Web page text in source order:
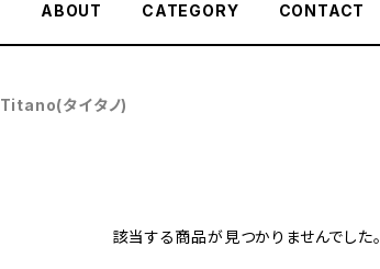
ABOUT CATEGORY CONTACT
Titano(タイタノ)
該当する商品が見つかりませんでした。